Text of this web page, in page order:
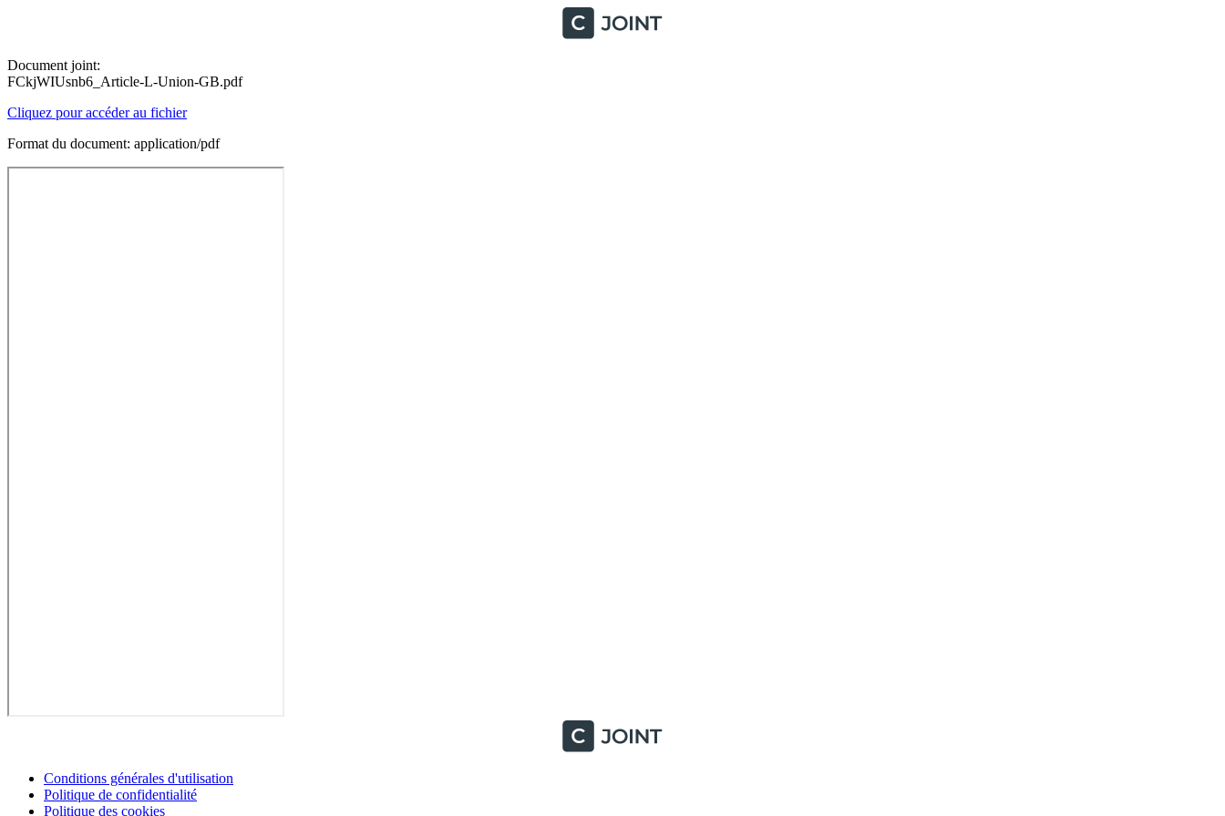
Document joint:
FCkjWIUsnb6_Article-L-Union-GB.pdf
Cliquez pour accéder au fichier
Format du document: application/pdf
Conditions générales d'utilisation
Politique de confidentialité
Politique des cookies